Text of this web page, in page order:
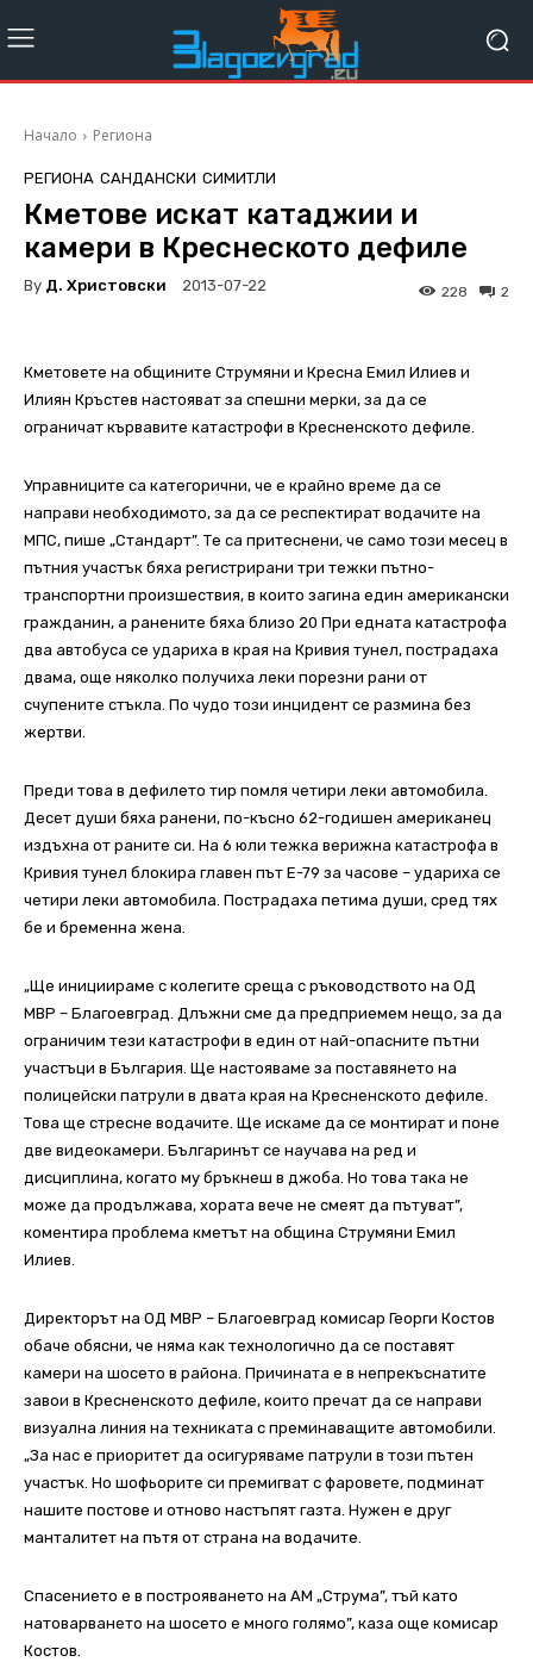
Начало Региона
РЕГИОНА САНДАНСКИ СИМИТЛИ
Кметове искат катаджии и
камери в Креснеското дефиле
By Д. Христовски 2013-07-22 2
228
Кметовете на общините Струмяни и Кресна Емил Илиев и
Илиян Кръстев настояват за спешни мерки, за да се
ограничат кървавите катастрофи в Кресненското дефиле.
Управниците са категорични, че е крайно време да се
направи необходимото, за да се респектират водачите на
МПС, пише „Стандарт”. Те са притеснени, че само този месец в
пътния участък бяха регистрирани три тежки пътно-
транспортни произшествия, в които загина един американски
гражданин, а ранените бяха близо 20 При едната катастрофа
два автобуса се удариха в края на Кривия тунел, пострадаха
двама, още няколко получиха леки порезни рани от
счупените стъкла. По чудо този инцидент се размина без
жертви.
Преди това в дефилето тир помля четири леки автомобила.
Десет души бяха ранени, по-късно 62-годишен американец
издъхна от раните си. На 6 юли тежка верижна катастрофа в
Кривия тунел блокира главен път Е-79 за часове – удариха се
четири леки автомобила. Пострадаха петима души, сред тях
бе и бременна жена.
„Ще инициираме с колегите среща с ръководството на ОД
МВР – Благоевград. Длъжни сме да предприемем нещо, за да
ограничим тези катастрофи в един от най-опасните пътни
участъци в България. Ще настояваме за поставянето на
полицейски патрули в двата края на Кресненското дефиле.
Това ще стресне водачите. Ще искаме да се монтират и поне
две видеокамери. Българинът се научава на ред и
дисциплина, когато му бръкнеш в джоба. Но това така не
може да продължава, хората вече не смеят да пътуват”,
коментира проблема кметът на община Струмяни Емил
Илиев.
Директорът на ОД МВР – Благоевград комисар Георги Костов
обаче обясни, че няма как технологично да се поставят
камери на шосето в района. Причината е в непрекъснатите
завои в Кресненското дефиле, които пречат да се направи
визуална линия на техниката с преминаващите автомобили.
„За нас е приоритет да осигуряваме патрули в този пътен
участък. Но шофьорите си премигват с фаровете, подминат
нашите постове и отново настъпят газта. Нужен е друг
манталитет на пътя от страна на водачите.
Спасението е в построяването на АМ „Струма”, тъй като
натоварването на шосето е много голямо”, каза още комисар
Костов.